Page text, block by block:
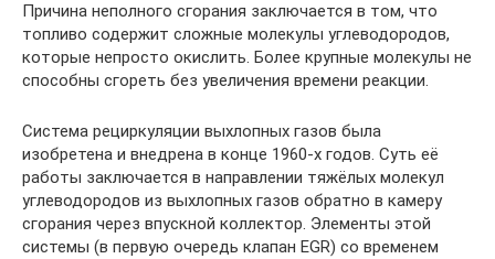
Причина неполного сгорания заключается в том, что
топливо содержит сложные молекулы углеводородов,
которые непросто окислить. Более крупные молекулы не
способны сгореть без увеличения времени реакции.
Система рециркуляции выхлопных газов была
изобретена и внедрена в конце 1960-х годов. Суть её
работы заключается в направлении тяжёлых молекул
углеводородов из выхлопных газов обратно в камеру
сгорания через впускной коллектор. Элементы этой
системы (в первую очередь клапан EGR) со временем